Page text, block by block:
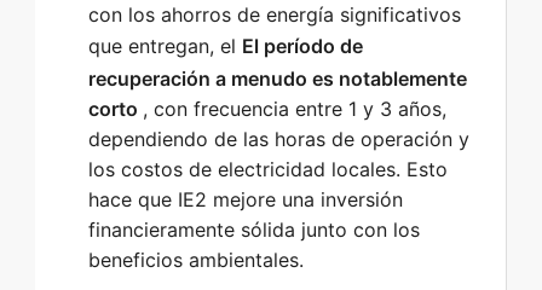
con los ahorros de energía significativos
que entregan, el El período de
recuperación a menudo es notablemente
corto , con frecuencia entre 1 y 3 años,
dependiendo de las horas de operación y
los costos de electricidad locales. Esto
hace que IE2 mejore una inversión
financieramente sólida junto con los
beneficios ambientales.